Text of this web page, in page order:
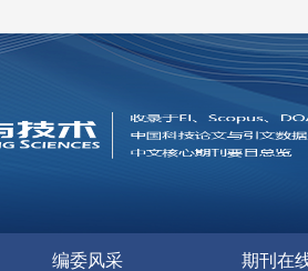
编委风采 期刊在